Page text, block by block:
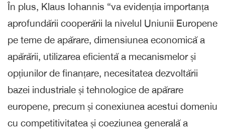
În plus, Klaus Iohannis “va evidenția importanța
aprofundării cooperării la nivelul Uniunii Europene
pe teme de apărare, dimensiunea economică a
apărării, utilizarea eficientă a mecanismelor și
opțiunilor de finanțare, necesitatea dezvoltării
bazei industriale și tehnologice de apărare
europene, precum și conexiunea acestui domeniu
cu competitivitatea și coeziunea generală a